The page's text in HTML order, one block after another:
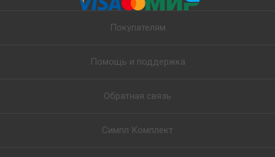
Покупателям
Помощь и поддержка
Обратная связь
Симпл Комплект